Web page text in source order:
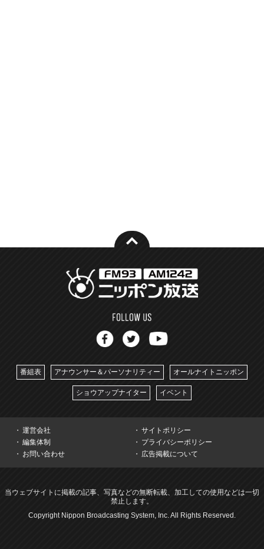
番組表 アナウンサー＆パーソナリティー オールナイトニッポン
ショウアップナイター イベント
運営会社
サイトポリシー
編集体制
プライバシーポリシー
お問い合わせ
広告掲載について
当ウェブサイトに掲載の記事、写真などの無断転載、加工しての使用などは一切
禁止します。
Copyright Nippon Broadcasting System, Inc. All Rights Reserved.